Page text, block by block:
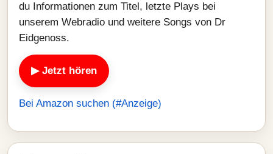
du Informationen zum Titel, letzte Plays bei
unserem Webradio und weitere Songs von Dr
Eidgenoss.
▶ Jetzt hören
Bei Amazon suchen (#Anzeige)